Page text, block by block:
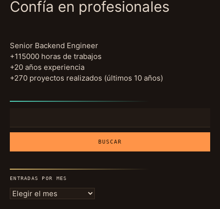
Confía en profesionales
Senior Backend Engineer
+115000 horas de trabajos
+20 años experiencia
+270 proyectos realizados (últimos 10 años)
ENTRADAS POR MES
Entradas